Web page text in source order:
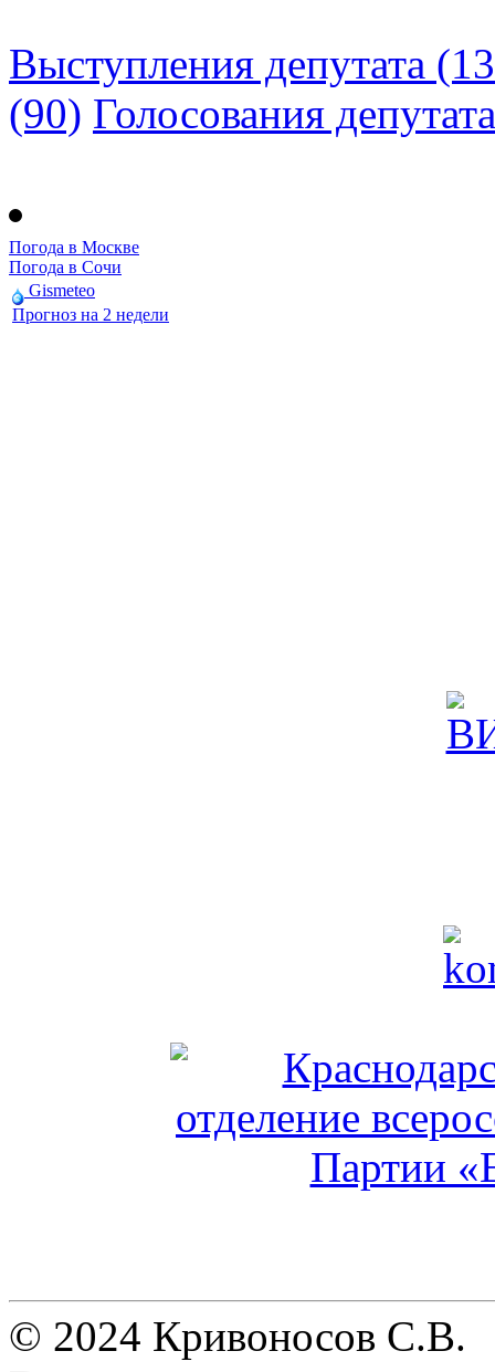
Выступления депутата
(90) Голосования депутата
Погода в Москве
Погода в Сочи
Gismeteo
Прогноз на 2 недели
© 2024 Кривоносов С.В.